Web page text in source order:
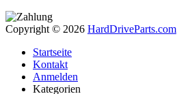
Copyright © 2026 HardDriveParts.com
Startseite
Kontakt
Anmelden
Kategorien